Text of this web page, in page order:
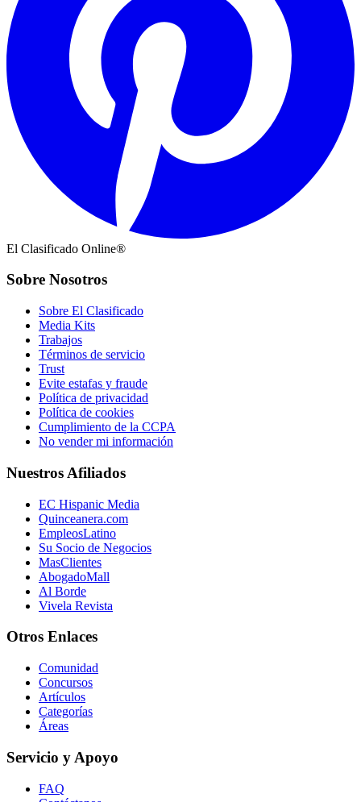
El Clasificado Online®
Sobre Nosotros
Sobre El Clasificado
Media Kits
Trabajos
Términos de servicio
Trust
Evite estafas y fraude
Política de privacidad
Política de cookies
Cumplimiento de la CCPA
No vender mi información
Nuestros Afiliados
EC Hispanic Media
Quinceanera.com
EmpleosLatino
Su Socio de Negocios
MasClientes
AbogadoMall
Al Borde
Vivela Revista
Otros Enlaces
Comunidad
Concursos
Artículos
Categorías
Áreas
Servicio y Apoyo
FAQ